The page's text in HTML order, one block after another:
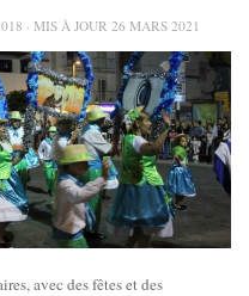
· MIS À JOUR 26 MARS 2021
avec des fêtes et des